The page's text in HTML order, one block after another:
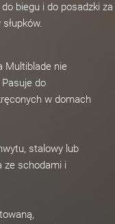
biegu i do posadzki za
Multiblade nie
do
w domach
stalowy lub
ze schodami i